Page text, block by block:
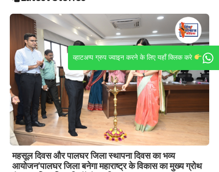
व्हाटअप्प ग्रुप ज्वाइन करने के लिए यहाँ क्लिक करे
महसूल दिवस और पालघर जिला स्थापना दिवस का भव्य
आयोजन’पालघर जिला बनेगा महाराष्ट्र के विकास का मुख्य ग्रोथ